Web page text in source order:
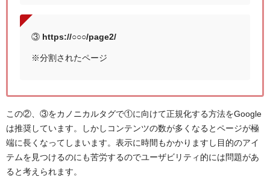
③ https://○○○/page2/
※分割されたページ
この②、③をカノニカルタグで①に向けて正規化する方法をGoogle
は推奨しています。しかしコンテンツの数が多くなるとページが極
端に長くなってしまいます。表示に時間もかかりますし目的のアイ
テムを見つけるのにも苦労するのでユーザビリティ的には問題があ
ると考えられます。